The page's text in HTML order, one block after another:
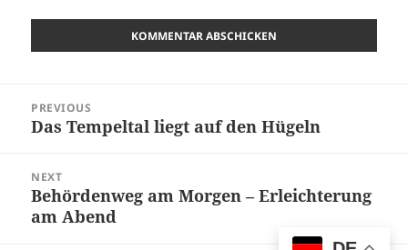
PREVIOUS
Previous
Das Tempeltal liegt auf den Hügeln
NEXT
Next
post:
Behördenweg am Morgen – Erleichterung
am Abend